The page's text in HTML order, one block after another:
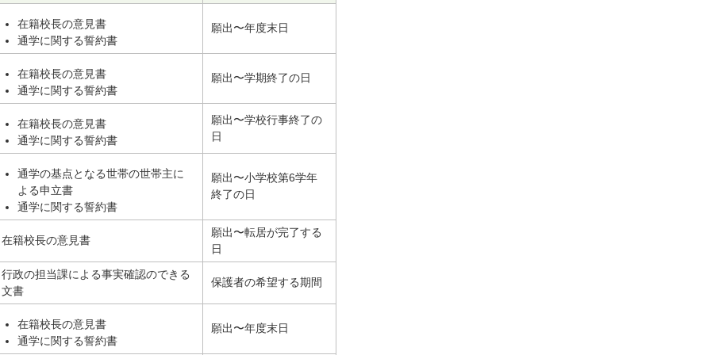
在籍校長の意見書
通学に関する誓約書
願出〜年度末日
在籍校長の意見書
通学に関する誓約書
願出〜学期終了の日
在籍校長の意見書
通学に関する誓約書
願出〜学校行事終了の
日
通学の基点となる世帯の世帯主に
よる申立書
通学に関する誓約書
願出〜小学校第6学年
終了の日
在籍校長の意見書
願出〜転居が完了する
日
行政の担当課による事実確認のできる
文書
保護者の希望する期間
在籍校長の意見書
通学に関する誓約書
願出〜年度末日